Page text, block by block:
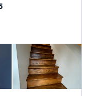
ponctuel et à
des travaux
et je
petits ou grands,